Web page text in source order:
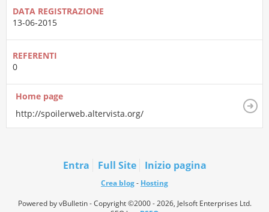
DATA REGISTRAZIONE
13-06-2015
REFERENTI
0
Home page
http://spoilerweb.altervista.org/
Entra Full Site Inizio pagina
Crea blog- Hosting
Powered by vBulletin - Copyright ©2000 - 2026, Jelsoft Enterprises Ltd.